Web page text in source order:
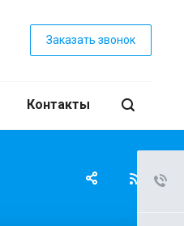
Заказать звонок
Контакты